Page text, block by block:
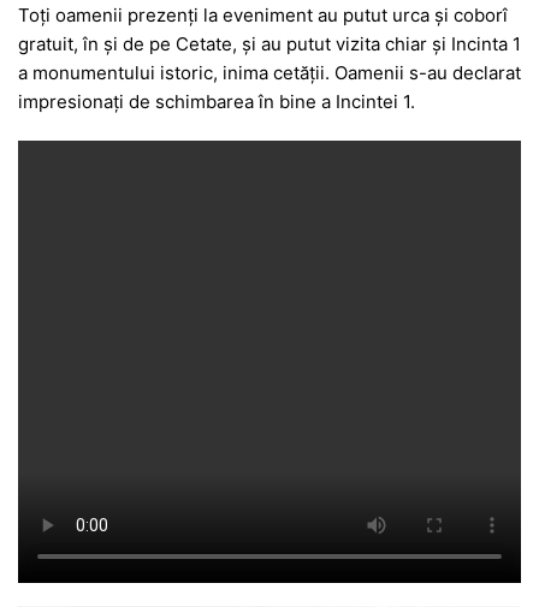
Toți oamenii prezenți la eveniment au putut urca și coborî
gratuit, în și de pe Cetate, și au putut vizita chiar și Incinta 1
a monumentului istoric, inima cetății. Oamenii s-au declarat
impresionați de schimbarea în bine a Incintei 1.